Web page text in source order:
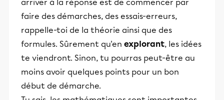
arriver à la réponse est de commencer par
faire des démarches, des essais-erreurs,
rappelle-toi de la théorie ainsi que des
formules. Sûrement qu'en explorant, les idées
te viendront. Sinon, tu pourras peut-être au
moins avoir quelques points pour un bon
début de démarche.